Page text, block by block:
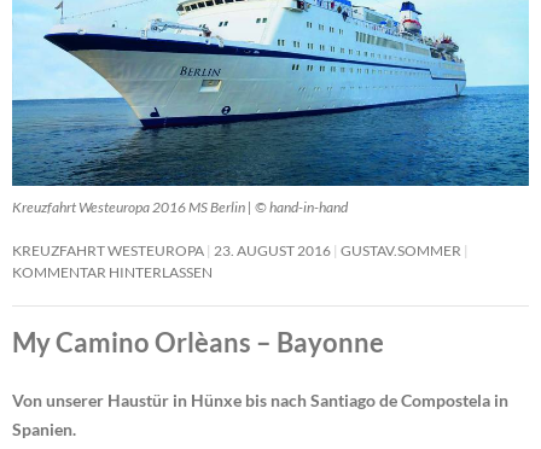
Kreuzfahrt Westeuropa 2016 MS Berlin | © hand-in-hand
KREUZFAHRT WESTEUROPA 23. AUGUST 2016 GUSTAV.SOMMER
KOMMENTAR HINTERLASSEN
My Camino Orlèans – Bayonne
Von unserer Haustür in Hünxe bis nach Santiago de Compostela in
Spanien.